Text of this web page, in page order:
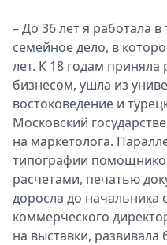
– До 36 лет я работала
семейное дело, в
лет. К 18 годам
бизнесом, ушла из
востоковедение и
Московский
на маркетолога.
типографии
расчетами, печатью
доросла до начальника
коммерческого
на выставки, развивала